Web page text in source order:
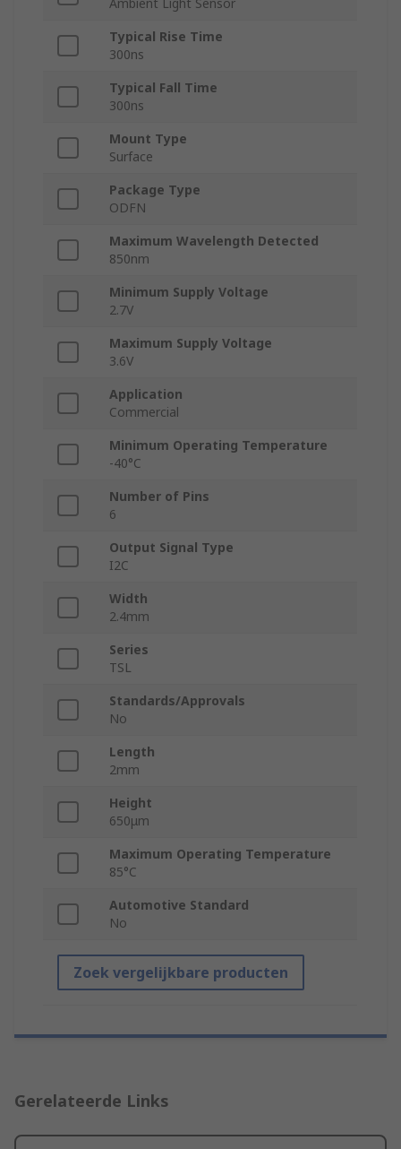
Ambient Light Sensor
Typical Rise Time
300ns
Typical Fall Time
300ns
Mount Type
Surface
Package Type
ODFN
Maximum Wavelength Detected
850nm
Minimum Supply Voltage
2.7V
Maximum Supply Voltage
3.6V
Application
Commercial
Minimum Operating Temperature
-40°C
Number of Pins
6
Output Signal Type
I2C
Width
2.4mm
Series
TSL
Standards/Approvals
No
Length
2mm
Height
650μm
Maximum Operating Temperature
85°C
Automotive Standard
No
Zoek vergelijkbare producten
Gerelateerde Links